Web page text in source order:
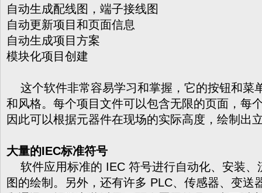
自动生成配线图，端子接线图
自动更新项目和页面信息
自动生成项目方案
模块化项目创建
这个软件非常容易学习和掌握，它的按钮和菜
和风格。每个项目文件可以包含无限的页面，每
因此可以根据元器件在现场的实际高度，绘制出
大量的IEC标准符号
软件应用标准的 IEC 符号进行自动化、安装、
图的绘制。另外，还有许多 PLC、传感器、变送